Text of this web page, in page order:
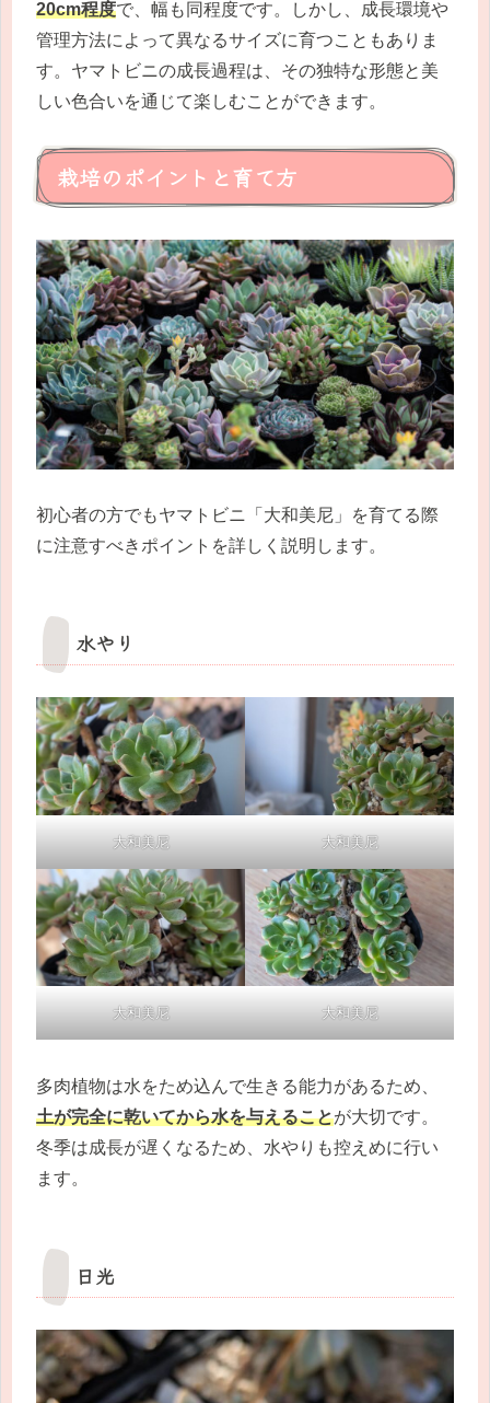
20cm程度で、幅も同程度です。しかし、成長環境や
管理方法によって異なるサイズに育つこともありま
す。ヤマトビニの成長過程は、その独特な形態と美
しい色合いを通じて楽しむことができます。
栽培のポイントと育て方
初心者の方でもヤマトビニ「大和美尼」を育てる際
に注意すべきポイントを詳しく説明します。
水やり
大和美尼 大和美尼
大和美尼 大和美尼
多肉植物は水をため込んで生きる能力があるため、
土が完全に乾いてから水を与えることが大切です。
冬季は成長が遅くなるため、水やりも控えめに行い
ます。
日光